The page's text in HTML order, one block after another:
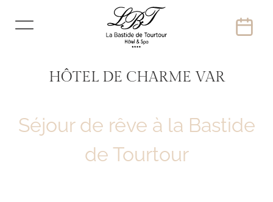
HÔTEL DE CHARME VAR
Séjour de rêve à la Bastide
de Tourtour